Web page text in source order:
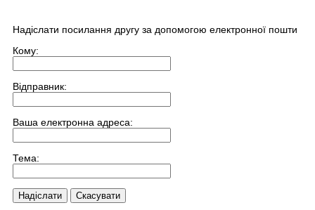
Надіслати посилання другу за допомогою електронної пошти
Кому:
Відправник:
Ваша електронна адреса:
Тема:
Надіслати Скасувати